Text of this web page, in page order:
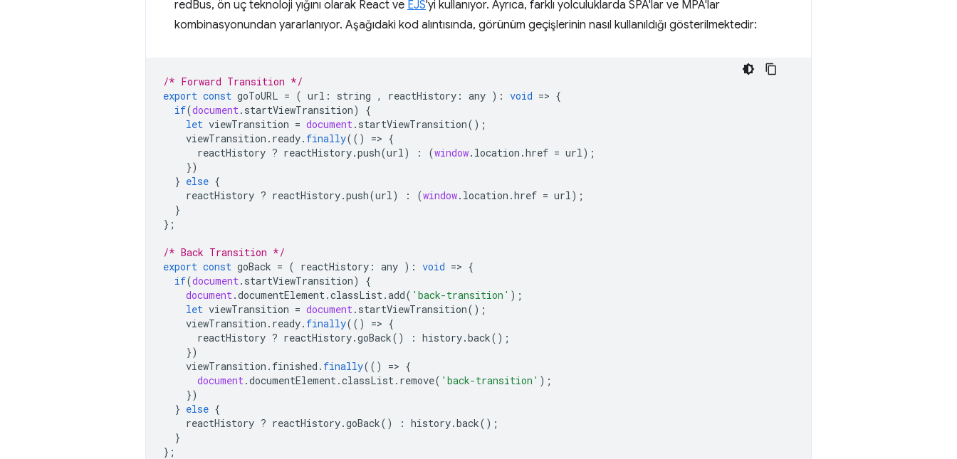
redBus, ön uç teknoloji yığını olarak React ve EJS'yi kullanıyor. Ayrıca, farklı yolculuklarda SPA'lar ve MPA'lar
kombinasyonundan yararlanıyor. Aşağıdaki kod alıntısında, görünüm geçişlerinin nasıl kullanıldığı gösterilmektedir:
/* Forward Transition */
export const goToURL = ( url : string , reactHistory : any ) : void => {
if(document . startViewTransition)
{
let viewTransition = document . startViewTransition();
viewTransition . ready. finally(() => {
reactHistory ? reactHistory.push(url ) : (window. location .href = url );
})
} else {
reactHistory ? reactHistory.push(url ) : (window. location .href = url );
}
};
/* Back Transition */
export const goBack = ( reactHistory : any ) : void => {
if(document . startViewTransition)
{
document .documentElement .classList .add( 'back-transition' );
let viewTransition = document . startViewTransition();
viewTransition . ready. finally(() => {
reactHistory ? reactHistory.goBack() : history.back();
})
viewTransition . finished . finally(() => {
document .documentElement .classList . remove( 'back-transition' );
})
} else {
reactHistory ? reactHistory.goBack() : history.back();
}
};